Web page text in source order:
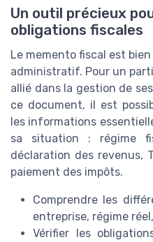
Un outil précieux
obligations fiscales
Le memento fiscal est
administratif. Pour un
allié dans la gestion de
ce document, il est
les informations
sa situation : régime
déclaration des revenus,
paiement des impôts.
Comprendre les
entreprise, régime
Vérifier les